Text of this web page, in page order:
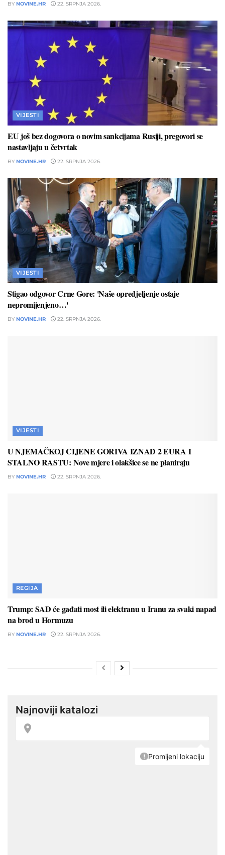
BY NOVINE.HR 22. SRPNJA 2026.
VIJESTI
EU još bez dogovora o novim sankcijama Rusiji, pregovori se
nastavljaju u četvrtak
BY NOVINE.HR 22. SRPNJA 2026.
VIJESTI
Stigao odgovor Crne Gore: 'Naše opredjeljenje ostaje
nepromijenjeno…'
BY NOVINE.HR 22. SRPNJA 2026.
VIJESTI
U NJEMAČKOJ CIJENE GORIVA IZNAD 2 EURA I
STALNO RASTU: Nove mjere i olakšice se ne planiraju
BY NOVINE.HR 22. SRPNJA 2026.
REGIJA
Trump: SAD će gađati most ili elektranu u Iranu za svaki napad
na brod u Hormuzu
BY NOVINE.HR 22. SRPNJA 2026.